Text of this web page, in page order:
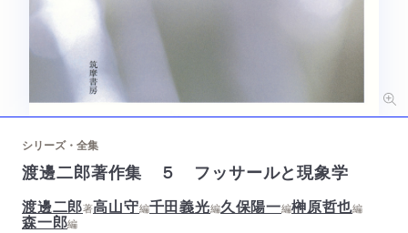
シリーズ・全集
渡邊二郎著作集 ５ フッサールと現象学
渡邊二郎著高山守編千田義光編久保陽一編榊原哲也編
森一郎編